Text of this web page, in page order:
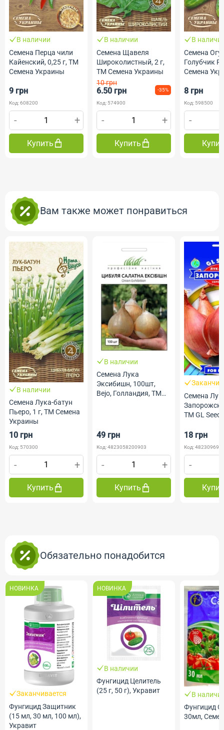
В наличии
Семена Перца чили
Кайенский, 0,25 г, ТМ
Семена Украины
9 грн
Код: 608200
- +
Купить
В наличии
Семена Щавеля
Широколистный, 2 г,
ТМ Семена Украины
10 грн
6.50 грн -35%
Код: 574900
- +
Купить
В
Семена
Голубчик
Семена
8 грн
Код: 598500
-
Вам также может понравиться
В наличии
Семена Лука-батун
Пьеро, 1 г, ТМ Семена
Украины
10 грн
Код: 570300
- +
Купить
В наличии
Семена Лука
Эксибишн, 100шт,
Bejo, Голландия, ТМ
49 грн
Код: 4823058200903
- +
Купить
Семена
ТМ GL
18 грн
Код:
-
Обязательно понадобится
НОВИНКА
Заканчивается
Фунгицид Защитник
(15 мл, 30 мл, 100 мл),
Укравит
НОВИНКА
В наличии
Фунгицид Целитель
(25 г, 50 г), Укравит
В
Фунгицид
30мл,